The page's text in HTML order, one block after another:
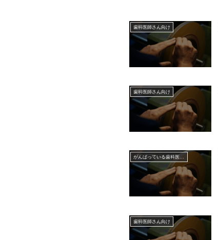
歯科医師さん向け
歯科医師さん向け
歯科医師さん向け